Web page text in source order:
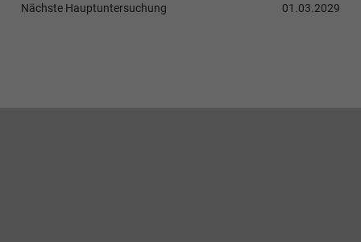
Nächste Hauptuntersuchung
01.03.2029